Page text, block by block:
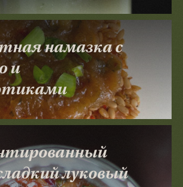
намазка с
и
луковый